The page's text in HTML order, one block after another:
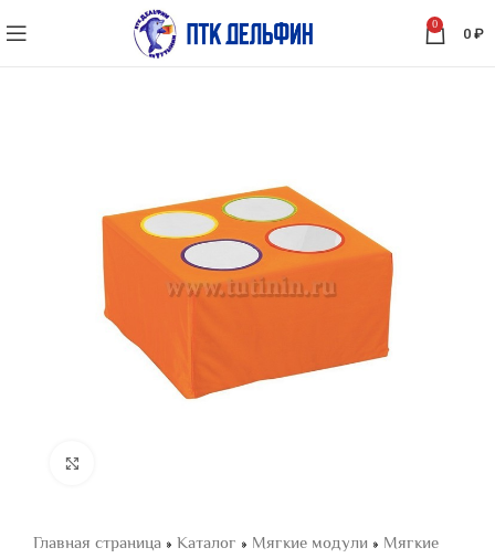
0
0 ₽
Главная страница » Каталог » Мягкие модули » Мягкие